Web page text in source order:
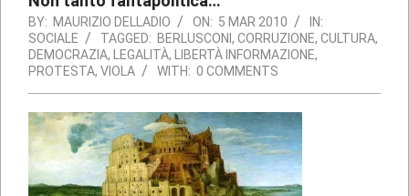
BY: MAURIZIO DELLADIO ON: 5 MAR 2010
IN:
SOCIALE
TAGGED: BERLUSCONI, CORRUZIONE, CULTURA,
DEMOCRAZIA, LEGALITÀ, LIBERTÀ INFORMAZIONE,
PROTESTA, VIOLA WITH: 0 COMMENTS